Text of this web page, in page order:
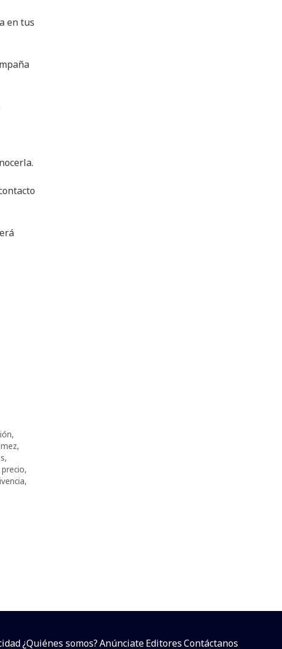
en tus
,
,
,
precio,
,
¿Quiénes somos?AnúnciateEditoresContáctanos